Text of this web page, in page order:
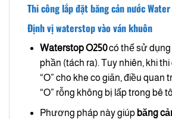
Thi công lắp đặt băng cản nước
Định vị waterstop vào ván khuôn
Waterstop O250có thể sử dụng
phần (tách ra). Tuy nhiên, khi thi
“O” cho khe co giãn, điều quan
“O” rỗng không bị lấp trong bê
Phương pháp này giúp băng